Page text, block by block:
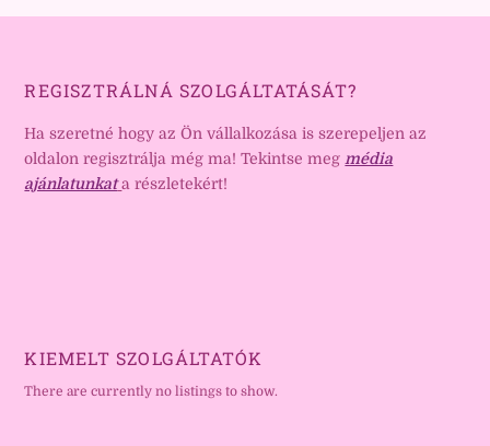
REGISZTRÁLNÁ SZOLGÁLTATÁSÁT?
Ha szeretné hogy az Ön vállalkozása is szerepeljen az
oldalon regisztrálja még ma! Tekintse meg média
ajánlatunkat a részletekért!
KIEMELT SZOLGÁLTATÓK
There are currently no listings to show.